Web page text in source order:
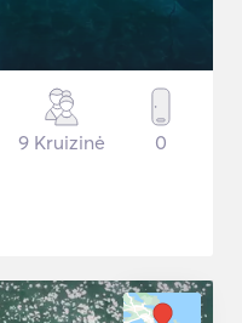
9 Kruizinė 0